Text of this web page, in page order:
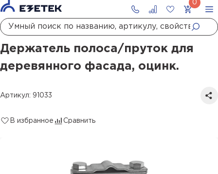
Держатель полоса/пруток для деревянного фасада, оцинк.
Держатель полоса/пруток для
деревянного фасада, оцинк.
Артикул: 91033
В избранное Сравнить